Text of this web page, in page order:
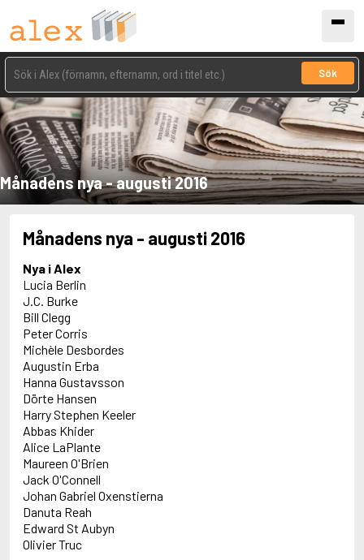
Sök
Månadens nya - augusti 2016
Månadens nya - augusti 2016
Nya i Alex
Lucia Berlin
J.C. Burke
Bill Clegg
Peter Corris
Michèle Desbordes
Augustin Erba
Hanna Gustavsson
Dörte Hansen
Harry Stephen Keeler
Abbas Khider
Alice LaPlante
Maureen O'Brien
Jack O'Connell
Johan Gabriel Oxenstierna
Danuta Reah
Edward St Aubyn
Olivier Truc